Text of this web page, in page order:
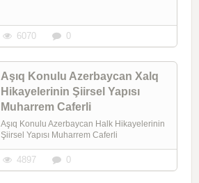
6070 0
Aşıq Konulu Azerbaycan Xalq
Hikayelerinin Şiirsel Yapısı
Muharrem Caferli
Aşıq Konulu Azerbaycan Halk Hikayelerinin
Şiirsel Yapısı Muharrem Caferli
4897 0